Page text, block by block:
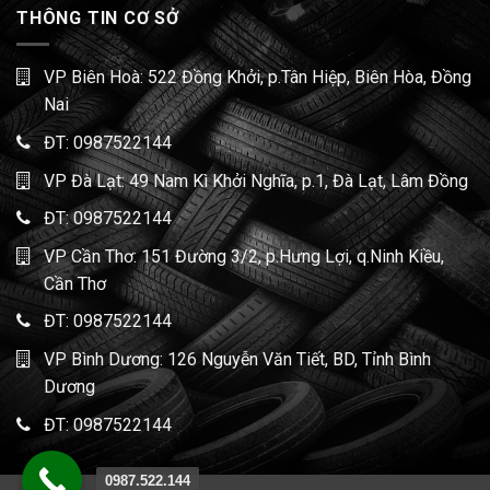
THÔNG TIN CƠ SỞ
VP Biên Hoà: 522 Đồng Khởi, p.Tân Hiệp, Biên Hòa, Đồng
Nai
ĐT: 0987522144
VP Đà Lạt: 49 Nam Kì Khởi Nghĩa, p.1, Đà Lạt, Lâm Đồng
ĐT:0987522144
VP Cần Thơ: 151 Đường 3/2, p.Hưng Lợi, q.Ninh Kiều,
Cần Thơ
ĐT: 0987522144
VP Bình Dương: 126 Nguyễn Văn Tiết, BD, Tỉnh Bình
Dương
ĐT: 0987522144
0987.522.144